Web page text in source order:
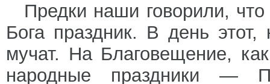
Предки наши говорили,
Бога праздник. В день
мучат. На Благовещение,
народные праздники —